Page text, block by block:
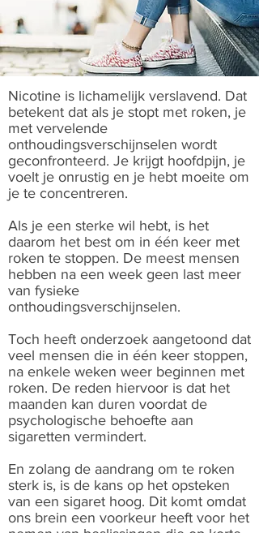
Nicotine is lichamelijk verslavend. Dat
betekent dat als je stopt met roken, je
met vervelende
onthoudingsverschijnselen wordt
geconfronteerd. Je krijgt hoofdpijn, je
voelt je onrustig en je hebt moeite om
je te concentreren.
Als je een sterke wil hebt, is het
daarom het best om in één keer met
roken te stoppen. De meest mensen
hebben na een week geen last meer
van fysieke
onthoudingsverschijnselen.
Toch heeft onderzoek aangetoond dat
veel mensen die in één keer stoppen,
na enkele weken weer beginnen met
roken. De reden hiervoor is dat het
maanden kan duren voordat de
psychologische behoefte aan
sigaretten vermindert.
En zolang de aandrang om te roken
sterk is, is de kans op het opsteken
van een sigaret hoog. Dit komt omdat
ons brein een voorkeur heeft voor het